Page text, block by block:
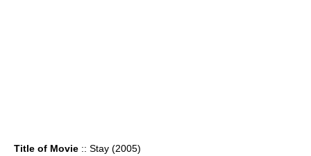
Title of Movie :: Stay (2005)